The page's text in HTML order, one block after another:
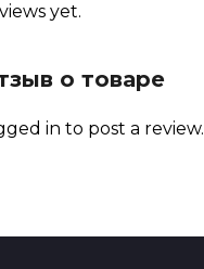
yet.
о товаре
in to post a review.